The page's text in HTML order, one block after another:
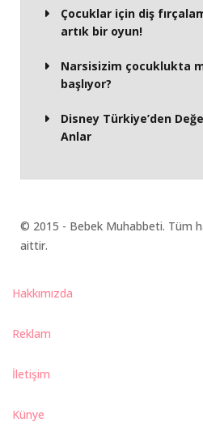
Çocuklar için diş
artık bir oyun!
Narsisizim çocuklukta
başlıyor?
Disney Türkiye’den
Anlar
© 2015 - Bebek Muhabbeti. Tüm
aittir.
Hakkımızda
Reklam
İletişim
Künye